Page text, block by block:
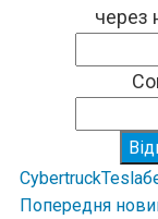
через
CybertruckTesla
Попередня